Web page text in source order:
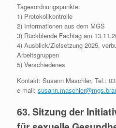
Tagesordnungspunkte:
1) Protokollkontrolle
2) Informationen aus dem MGS
3) Rückblende Fachtag am
4) Ausblick/Zielsetzung 2025,
Arbeitsgruppen
5) Verschiedenes
Kontakt: Susann Maschler, Tel.:
e-mail:
63. Sitzung der